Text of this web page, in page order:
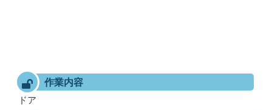
作業内容
ドア